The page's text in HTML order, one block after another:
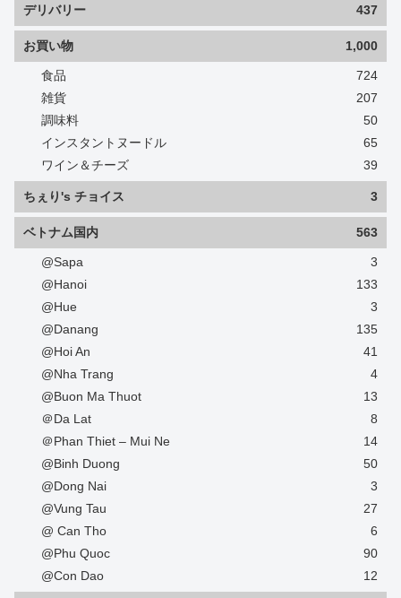
デリバリー 437
お買い物 1,000
食品
724
雑貨
207
調味料
50
インスタントヌードル
65
ワイン＆チーズ
39
ちぇり's チョイス 3
ベトナム国内 563
@Sapa
3
@Hanoi
133
@Hue
3
@Danang
135
@Hoi An
41
@Nha Trang
4
@Buon Ma Thuot
13
＠Da Lat
8
＠Phan Thiet – Mui Ne
14
@Binh Duong
50
@Dong Nai
3
@Vung Tau
27
@ Can Tho
6
@Phu Quoc
90
@Con Dao
12